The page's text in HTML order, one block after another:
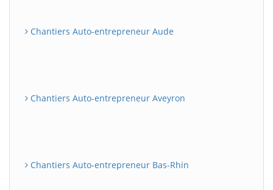
Chantiers Auto-entrepreneur Aude
Chantiers Auto-entrepreneur Aveyron
Chantiers Auto-entrepreneur Bas-Rhin